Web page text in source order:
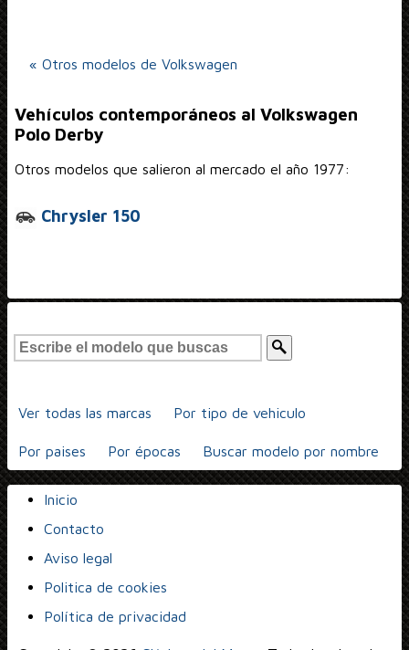
« Otros modelos de Volkswagen
Vehículos contemporáneos al Volkswagen
Polo Derby
Otros modelos que salieron al mercado el año 1977:
Chrysler 150
Ver todas las marcas Por tipo de vehiculo
Por paises Por épocas Buscar modelo por nombre
Inicio
Contacto
Aviso legal
Politica de cookies
Política de privacidad